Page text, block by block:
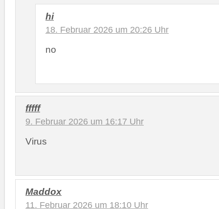
hi
18. Februar 2026 um 20:26 Uhr
no
fffff
9. Februar 2026 um 16:17 Uhr
Virus
Maddox
11. Februar 2026 um 18:10 Uhr